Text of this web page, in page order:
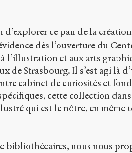
d’explorer ce pan de la
dès l’ouverture du
l’illustration et aux arts
de Strasbourg. Il s’est agi là
cabinet de curiosités et
cette collection
qui est le nôtre, en même
bibliothécaires, nous nous